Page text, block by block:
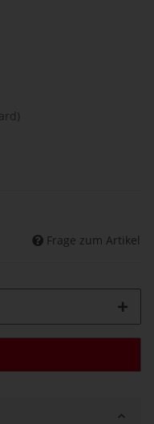
Frage zum Artikel